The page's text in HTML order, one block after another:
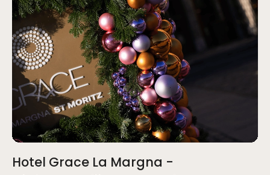
Hotel Grace La Margna -